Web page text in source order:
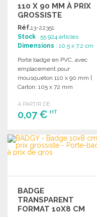
110 X 90 MM À PRIX
GROSSISTE
Réf.13-22351
Stock : 55 924 articles
Dimensions : 10.5 x 7.2 cm
Porte badge en PVC, avec
emplacement pour
mousqueton 110 x 90 mm |
Carton: 105 x 72 mm
A PARTIR DE
0,07 € HT
COMMANDER
Demander un devis
BADGE
TRANSPARENT
FORMAT 10X8 CM